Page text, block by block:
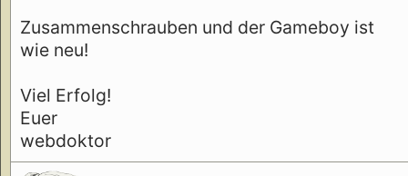
Zusammenschrauben und der Gameboy ist
wie neu!
Viel Erfolg!
Euer
webdoktor